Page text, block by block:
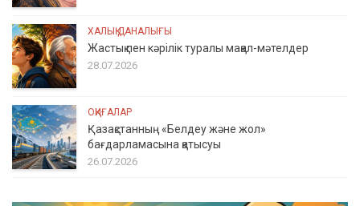
ХАЛЫҚ ДАНАЛЫҒЫ
Жастық пен кәрілік туралы мақал-мәтелдер
28.07.2026
ОҚИҒАЛАР
Қазақстанның «Белдеу және жол»
бағдарламасына қатысуы
26.07.2026